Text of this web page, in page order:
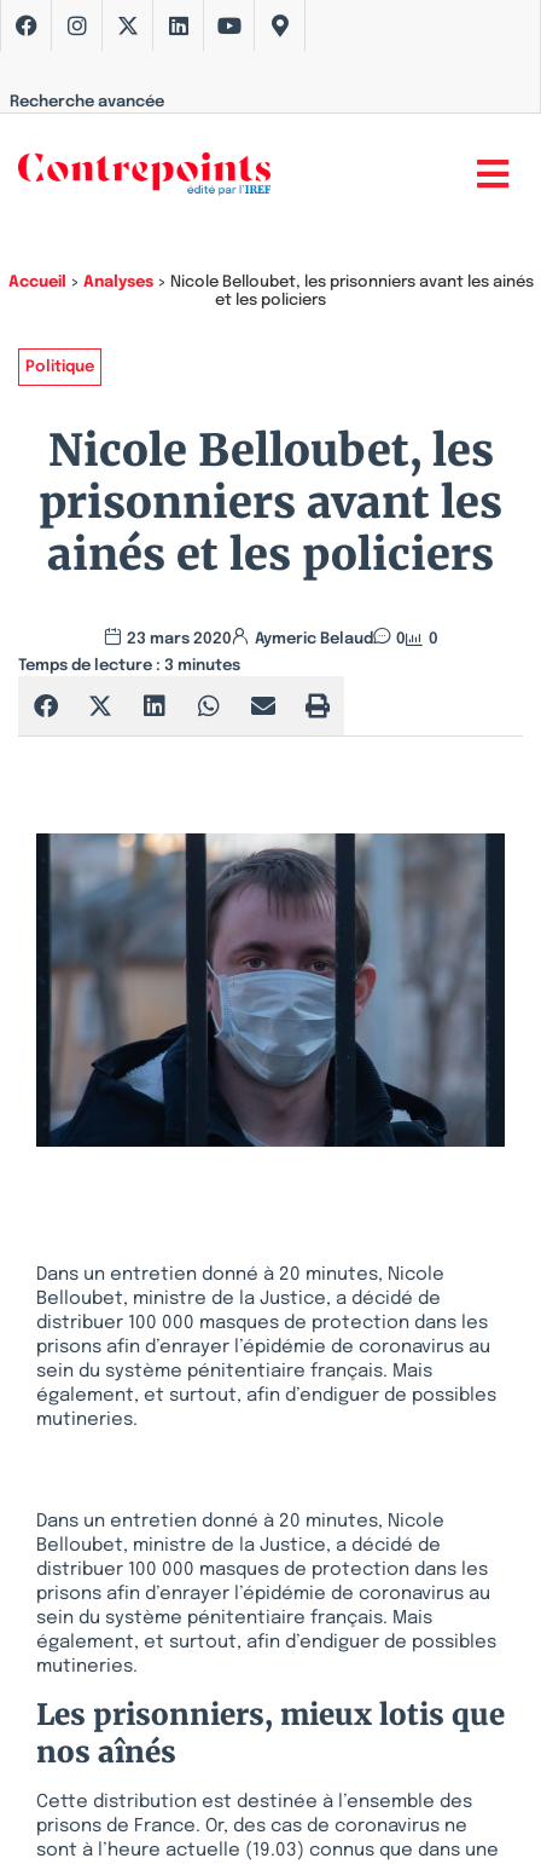
Recherche avancée
Accueil > Analyses> Nicole Belloubet, les prisonniers avant les ainés
et les policiers
Politique
Nicole Belloubet, les
prisonniers avant les
ainés et les policiers
23 mars 2020 Aymeric Belaud 0
0
Temps de lecture : 3 minutes
Dans un entretien donné à 20 minutes, Nicole
Belloubet, ministre de la Justice, a décidé de
distribuer 100 000 masques de protection dans les
prisons afin d’enrayer l’épidémie de coronavirus au
sein du système pénitentiaire français. Mais
également, et surtout, afin d’endiguer de possibles
mutineries.
Dans un entretien donné à 20 minutes, Nicole
Belloubet, ministre de la Justice, a décidé de
distribuer 100 000 masques de protection dans les
prisons afin d’enrayer l’épidémie de coronavirus au
sein du système pénitentiaire français. Mais
également, et surtout, afin d’endiguer de possibles
mutineries.
Les prisonniers, mieux lotis que
nos aînés
Cette distribution est destinée à l’ensemble des
prisons de France. Or, des cas de coronavirus ne
sont à l’heure actuelle (19.03) connus que dans une